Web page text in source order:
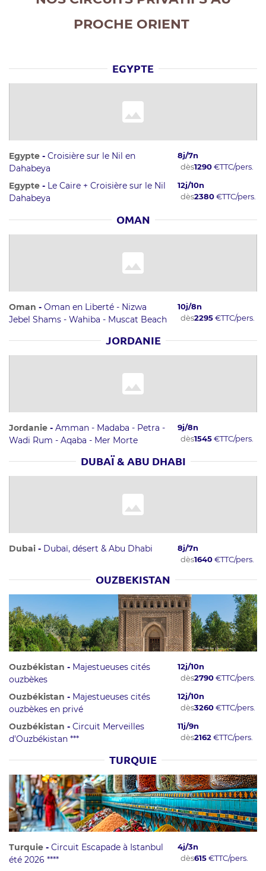
PROCHE ORIENT
EGYPTE
Egypte - Croisière sur le Nil en
Dahabeya
8j/7n
dès1290€TTC/pers.
Egypte - Le Caire + Croisière sur le Nil
Dahabeya
12j/10n
dès2380€TTC/pers.
OMAN
Oman - Oman en Liberté - Nizwa
Jebel Shams - Wahiba - Muscat Beach
10j/8n
dès2295€TTC/pers.
JORDANIE
Jordanie - Amman - Madaba - Petra -
Wadi Rum - Aqaba - Mer Morte
9j/8n
dès1545€TTC/pers.
DUBAÏ & ABU DHABI
Dubai - Dubaï, désert & Abu Dhabi 8j/7n
dès1640€TTC/pers.
OUZBEKISTAN
Ouzbékistan - Majestueuses cités
ouzbèkes
12j/10n
dès2790€TTC/pers.
Ouzbékistan - Majestueuses cités
ouzbèkes en privé
12j/10n
dès3260€TTC/pers.
Ouzbékistan - Circuit Merveilles
d'Ouzbékistan ***
11j/9n
dès2162€TTC/pers.
TURQUIE
Turquie - Circuit Escapade à Istanbul
été 2026 ****
4j/3n
dès615€TTC/pers.